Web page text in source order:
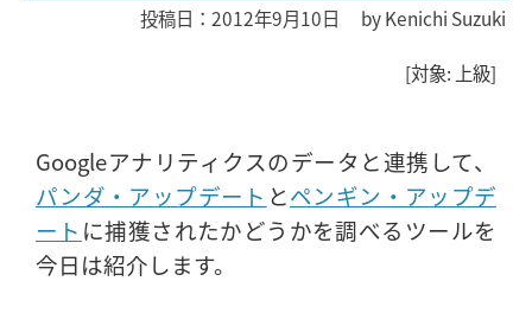
投稿日：2012年9月10日 byKenichi Suzuki
[対象: 上級]
Googleアナリティクスのデータと連携して、
パンダ・アップデート とペンギン・アップデ
ート に捕獲されたかどうかを調べるツールを
今日は紹介します。